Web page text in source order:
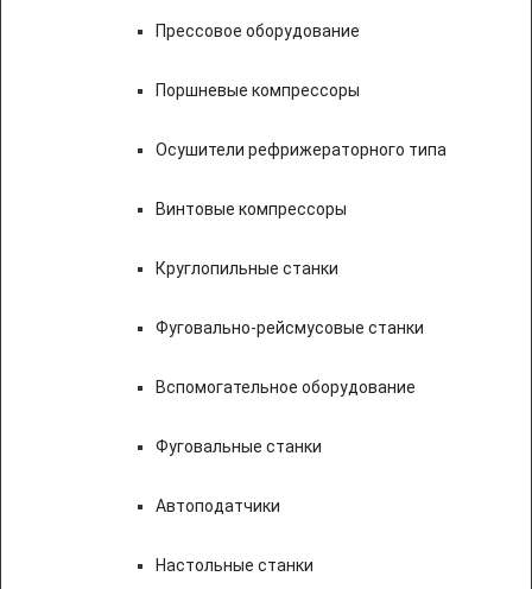
Прессовое оборудование
Поршневые компрессоры
Осушители рефрижераторного типа
Винтовые компрессоры
Круглопильные станки
Фуговально-рейсмусовые станки
Вспомогательное оборудование
Фуговальные станки
Автоподатчики
Настольные станки